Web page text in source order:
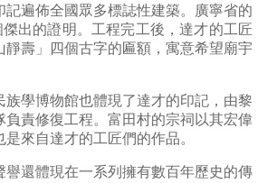
記遍佈全國眾多標誌性建築。廣寧省的
出的證明。工程完工後，達才的工匠
靜壽」四個古字的匾額，寓意希望廟宇
族學博物館也體現了達才的印記，由黎
負責修復工程。富田村的宗祠以其宏偉
來自達才的工匠們的作品。
譽還體現在一系列擁有數百年歷史的傳